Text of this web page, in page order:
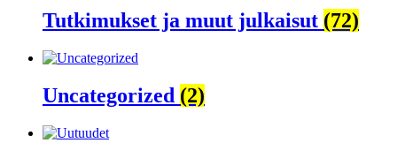
Tutkimukset ja muut julkaisut (72)
Uncategorized (2)